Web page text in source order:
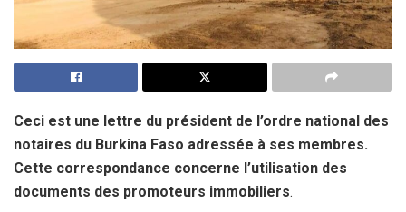
Ceci est une lettre du président de l’ordre national des
notaires du Burkina Faso adressée à ses membres.
Cette correspondance concerne l’utilisation des
documents des promoteurs immobiliers.